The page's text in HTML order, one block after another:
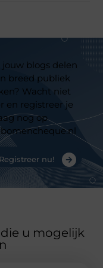
blogs delen
breed publiek
Wacht niet
en registreer je
nog op
Registreer nu!
die u mogelijk